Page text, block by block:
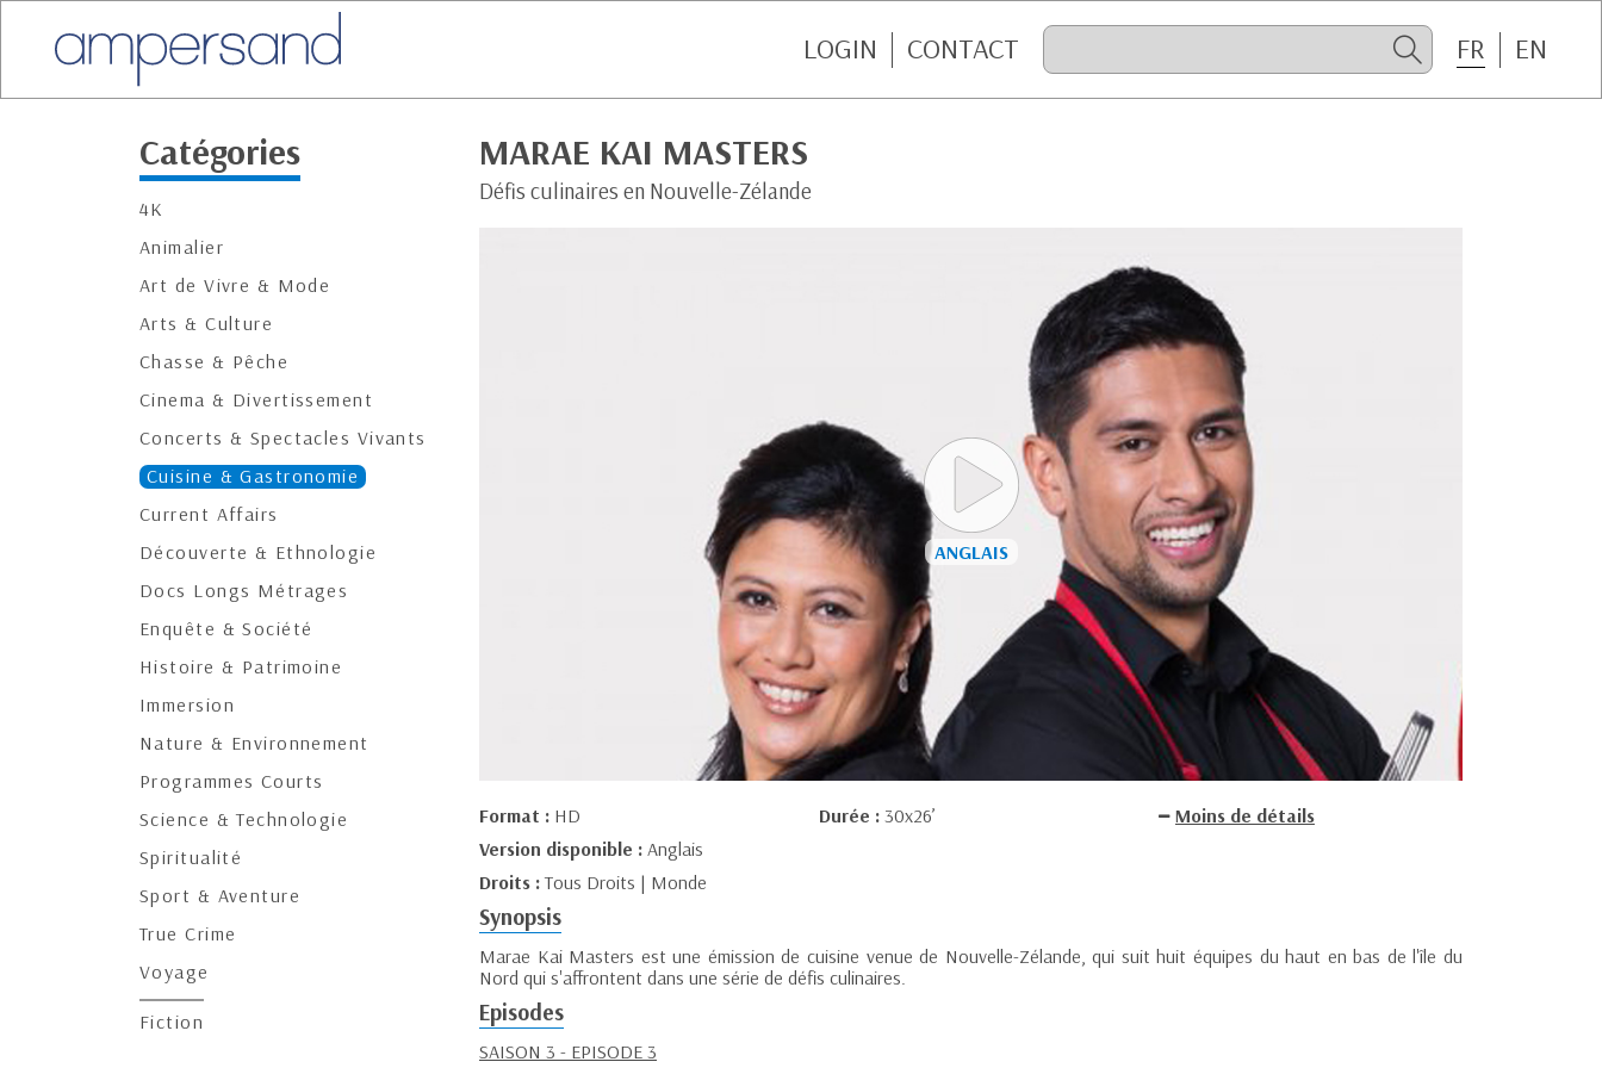
LOGIN CONTACT FR EN
Catégories
4K
Animalier
Art de Vivre & Mode
Arts & Culture
Chasse & Pêche
Cinema & Divertissement
Concerts & Spectacles Vivants
Cuisine & Gastronomie
Current Affairs
Découverte & Ethnologie
Docs Longs Métrages
Enquête & Société
Histoire & Patrimoine
Immersion
Nature & Environnement
Programmes Courts
Science & Technologie
Spiritualité
Sport & Aventure
True Crime
Voyage
Fiction
MARAE KAI MASTERS
Défis culinaires en Nouvelle-Zélande
Format : HD Durée : 30x26’
Moins de détails
Version disponible : Anglais
Droits :Tous Droits | Monde
Synopsis
Marae Kai Masters est une émission de cuisine venue de Nouvelle-Zélande, qui suit huit équipes du haut en bas de l'île du
Nord qui s'affrontent dans une série de défis culinaires.
Episodes
SAISON 3 - EPISODE 3